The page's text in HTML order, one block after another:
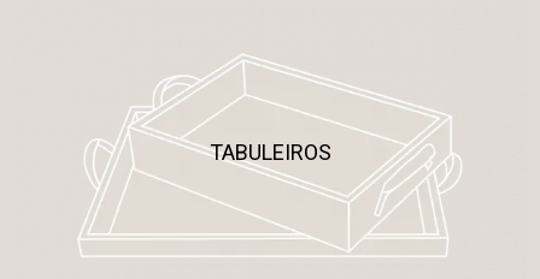
TABULEIROS